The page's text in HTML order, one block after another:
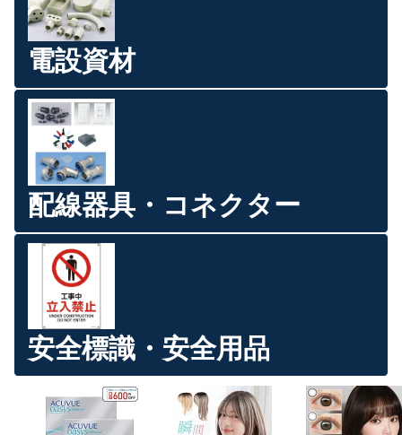
電設資材
配線器具・コネクター
安全標識・安全用品